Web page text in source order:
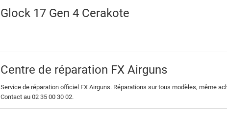
Glock 17 Gen 4 Cerakote
Centre de réparation FX Airguns
Service de réparation officiel FX Airguns. Réparations sur tous modèles, même
Contact au 02 35 00 30 02.